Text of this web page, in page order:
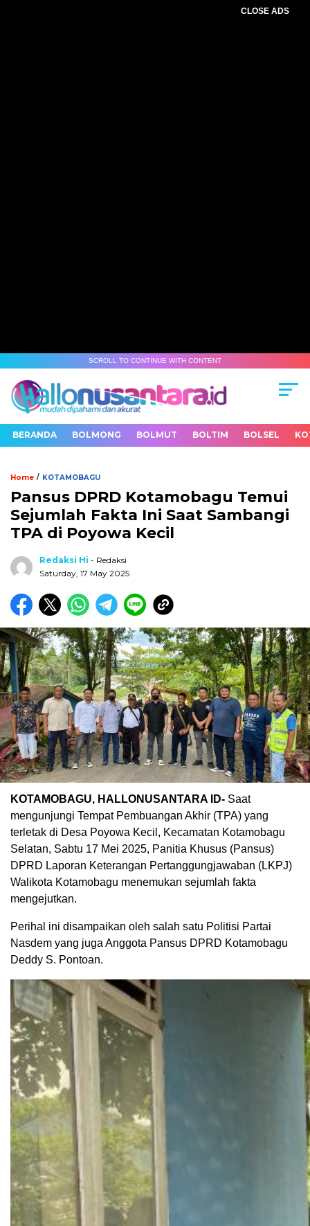
CLOSE ADS
SCROLL TO CONTINUE WITH CONTENT
BERANDA BOLMONG BOLMUT BOLTIM BOLSEL
Home / KOTAMOBAGU
Pansus DPRD Kotamobagu Temui
Sejumlah Fakta Ini Saat Sambangi
TPA di Poyowa Kecil
Redaksi Hi - Redaksi
Saturday, 17 May 2025
KOTAMOBAGU, HALLONUSANTARA ID- Saat
mengunjungi Tempat Pembuangan Akhir (TPA) yang
terletak di Desa Poyowa Kecil, Kecamatan Kotamobagu
Selatan, Sabtu 17 Mei 2025, Panitia Khusus (Pansus)
DPRD Laporan Keterangan Pertanggungjawaban (LKPJ)
Walikota Kotamobagu menemukan sejumlah fakta
mengejutkan.
Perihal ini disampaikan oleh salah satu Politisi Partai
Nasdem yang juga Anggota Pansus DPRD Kotamobagu
Deddy S. Pontoan.